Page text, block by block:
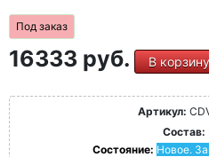
Под заказ
16333 руб. В корзину
Артикул:
Состав:
Состояние: Новое.